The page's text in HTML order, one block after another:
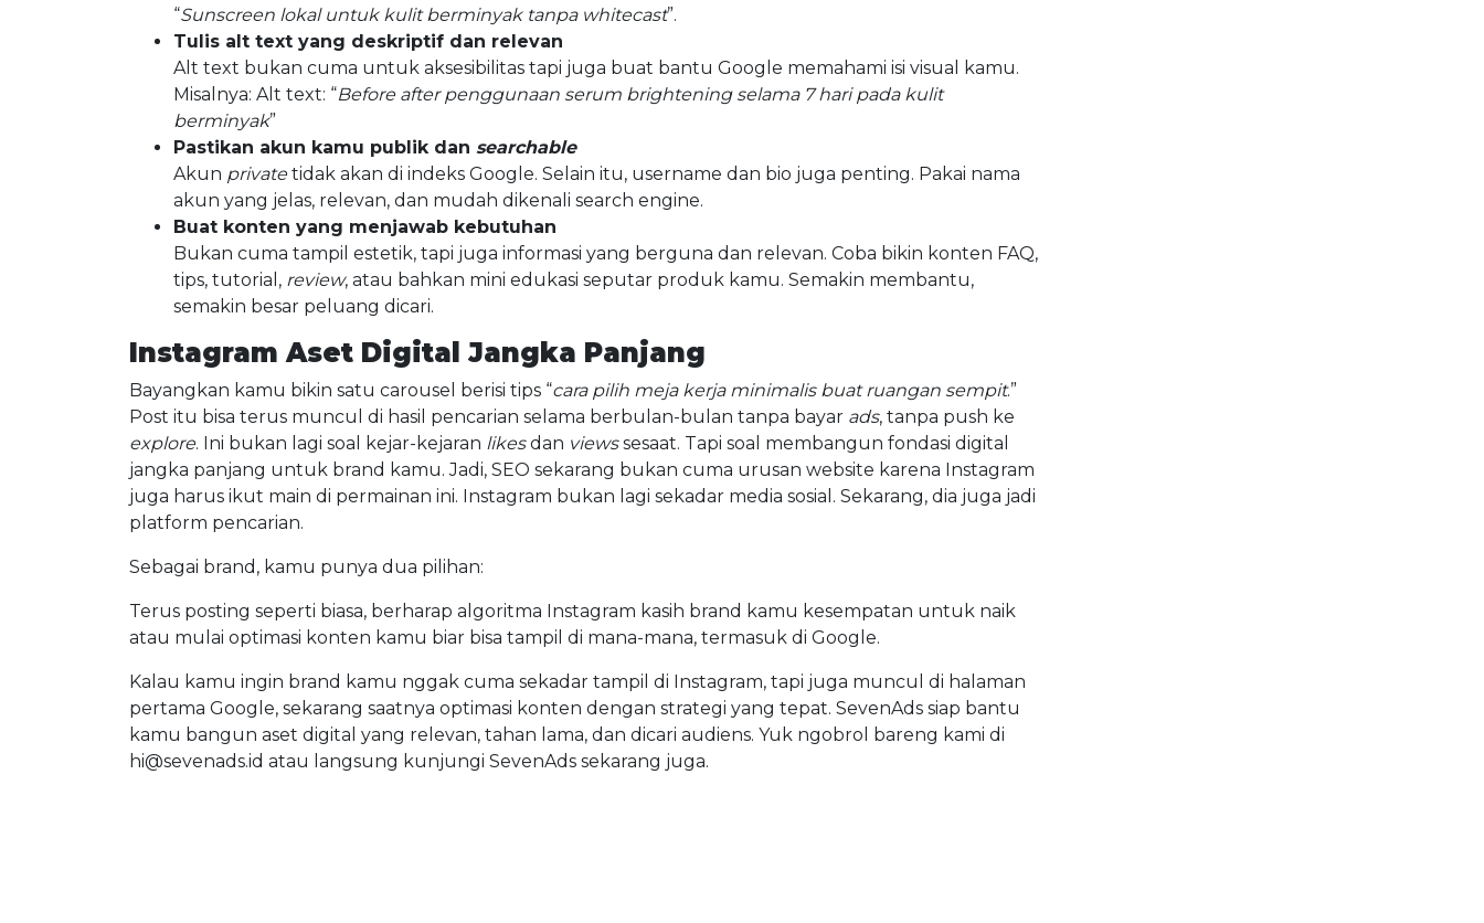
“Sunscreen lokal untuk kulit berminyak tanpa whitecast”.
Tulis alt text yang deskriptif dan relevan
Alt text bukan cuma untuk aksesibilitas tapi juga buat bantu Google memahami isi visual kamu.
Misalnya: Alt text: “Before after penggunaan serum brightening selama 7 hari pada kulit
berminyak”
Pastikan akun kamu publik dan searchable
Akun privatetidak akan di indeks Google. Selain itu, username dan bio juga penting. Pakai nama
akun yang jelas, relevan, dan mudah dikenali search engine.
Buat konten yang menjawab kebutuhan
Bukan cuma tampil estetik, tapi juga informasi yang berguna dan relevan. Coba bikin konten FAQ,
tips, tutorial, review, atau bahkan mini edukasi seputar produk kamu. Semakin membantu,
semakin besar peluang dicari.
Instagram Aset Digital Jangka Panjang
Bayangkan kamu bikin satu carousel berisi tips “cara pilih meja kerja minimalis buat ruangan sempit.”
Post itu bisa terus muncul di hasil pencarian selama berbulan-bulan tanpa bayar ads, tanpa push ke
explore. Ini bukan lagi soal kejar-kejaran likesdan viewssesaat. Tapi soal membangun fondasi digital
jangka panjang untuk brand kamu. Jadi, SEO sekarang bukan cuma urusan website karena Instagram
juga harus ikut main di permainan ini. Instagram bukan lagi sekadar media sosial. Sekarang, dia juga jadi
platform pencarian.
Sebagai brand, kamu punya dua pilihan:
Terus posting seperti biasa, berharap algoritma Instagram kasih brand kamu kesempatan untuk naik
atau mulai optimasi konten kamu biar bisa tampil di mana-mana, termasuk di Google.
Kalau kamu ingin brand kamu nggak cuma sekadar tampil di Instagram, tapi juga muncul di halaman
pertama Google, sekarang saatnya optimasi konten dengan strategi yang tepat. SevenAds siap bantu
kamu bangun aset digital yang relevan, tahan lama, dan dicari audiens. Yuk ngobrol bareng kami di
hi@sevenads.id atau langsung kunjungi SevenAds sekarang juga.